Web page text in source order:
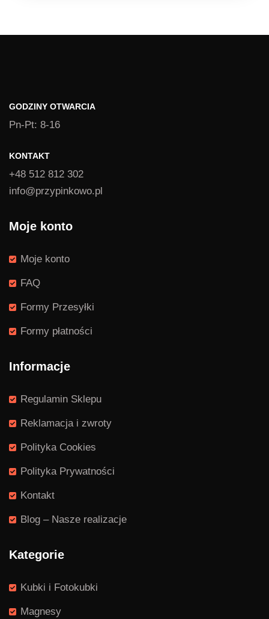
1,39 zł
GODZINY OTWARCIA
Pn-Pt: 8-16
KONTAKT
+48 512 812 302
info@przypinkowo.pl
Moje konto
Moje konto
FAQ
Formy Przesyłki
Formy płatności
Informacje
Regulamin Sklepu
Reklamacja i zwroty
Polityka Cookies
Polityka Prywatności
Kontakt
Blog – Nasze realizacje
Kategorie
Kubki i Fotokubki
Magnesy